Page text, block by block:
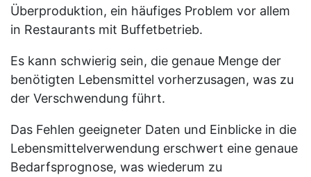
Überproduktion, ein häufiges Problem vor allem
in Restaurants mit Buffetbetrieb.
Es kann schwierig sein, die genaue Menge der
benötigten Lebensmittel vorherzusagen, was zu
der Verschwendung führt.
Das Fehlen geeigneter Daten und Einblicke in die
Lebensmittelverwendung erschwert eine genaue
Bedarfsprognose, was wiederum zu